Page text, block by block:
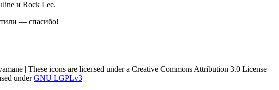
и Rock Lee.
— спасибо!
| These icons are licensed under a Creative Commons Attribution 3.0 License
underGNU LGPLv3